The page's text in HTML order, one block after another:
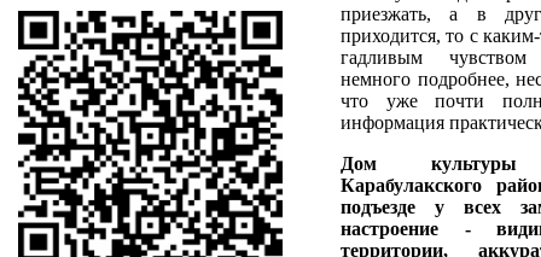
приезжать, а в
приходится, то с
гадливым
немного подробнее,
что уже почти
информация
Дом культуры
Карабулакского
подъезде у всех
настроение -
территории,